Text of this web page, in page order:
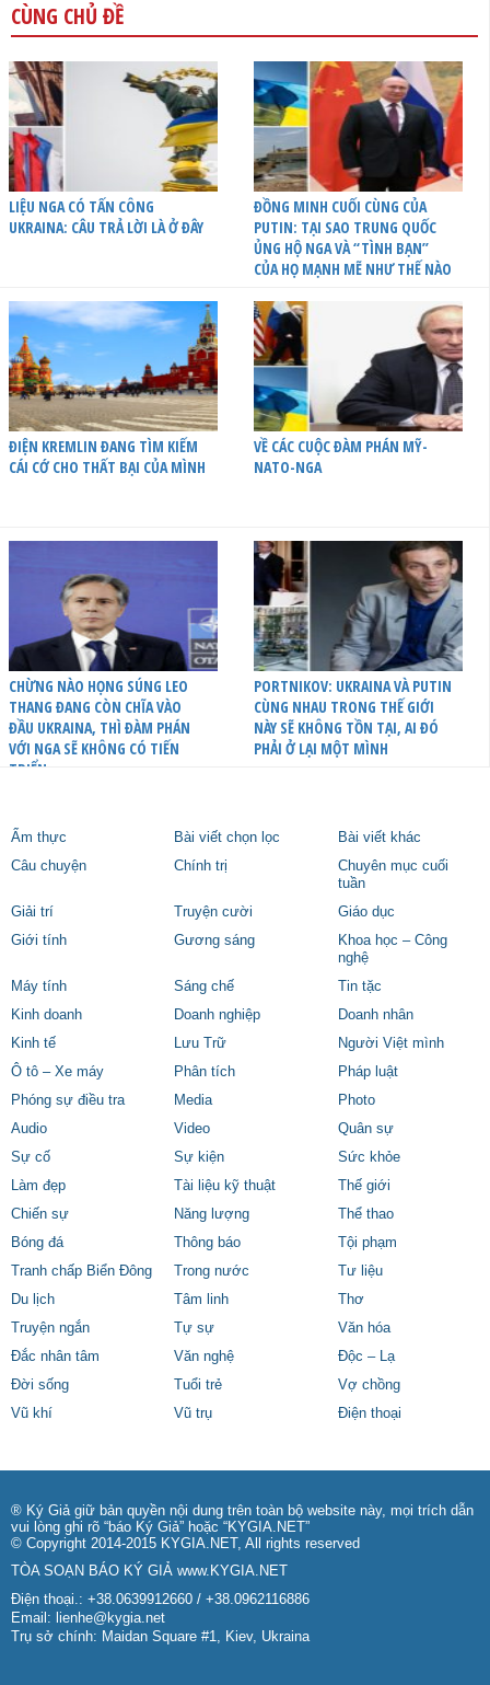
CÙNG CHỦ ĐỀ
LIỆU NGA CÓ TẤN CÔNG
UKRAINA: CÂU TRẢ LỜI LÀ Ở ĐÂY
ĐỒNG MINH CUỐI CÙNG CỦA
PUTIN: TẠI SAO TRUNG QUỐC
ỦNG HỘ NGA VÀ “TÌNH BẠN”
CỦA HỌ MẠNH MẼ NHƯ THẾ NÀO
ĐIỆN KREMLIN ĐANG TÌM KIẾM
CÁI CỚ CHO THẤT BẠI CỦA MÌNH
VỀ CÁC CUỘC ĐÀM PHÁN MỸ-
NATO-NGA
CHỪNG NÀO HỌNG SÚNG LEO
THANG ĐANG CÒN CHĨA VÀO
ĐẦU UKRAINA, THÌ ĐÀM PHÁN
VỚI NGA SẼ KHÔNG CÓ TIẾN
TRIỂN
PORTNIKOV: UKRAINA VÀ PUTIN
CÙNG NHAU TRONG THẾ GIỚI
NÀY SẼ KHÔNG TỒN TẠI, AI ĐÓ
PHẢI Ở LẠI MỘT MÌNH
Ẩm thực Bài viết chọn lọc
Bài viết khác
Câu chuyện
Chính trị
Chuyên mục cuối
tuần
Giải trí
Truyện cười
Giáo dục
Giới tính
Gương sáng
Khoa học – Công
nghệ
Máy tính
Sáng chế
Tin tặc
Kinh doanh
Doanh nghiệp
Doanh nhân
Kinh tế
Lưu Trữ
Người Việt mình
Ô tô – Xe máy
Phân tích
Pháp luật
Phóng sự điều tra
Media
Photo
Audio
Video
Quân sự
Sự cố
Sự kiện
Sức khỏe
Làm đẹp
Tài liệu kỹ thuật
Thế giới
Chiến sự
Năng lượng
Thể thao
Bóng đá
Thông báo
Tội phạm
Tranh chấp Biển Đông
Trong nước
Tư liệu
Du lịch
Tâm linh
Thơ
Truyện ngắn
Tự sự
Văn hóa
Đắc nhân tâm
Văn nghệ
Độc – Lạ
Đời sống
Tuổi trẻ
Vợ chồng
Vũ khí
Vũ trụ Điện thoại
® Ký Giả giữ bản quyền nội dung trên toàn bộ website này, mọi trích dẫn
vui lòng ghi rõ “báo Ký Giả” hoặc “KYGIA.NET”
© Copyright 2014-2015 KYGIA.NET, All rights reserved
TÒA SOẠN BÁO KÝ GIẢ www.KYGIA.NET
Điện thoại.: +38.0639912660 / +38.0962116886
Email: lienhe@kygia.net
Trụ sở chính: Maidan Square #1, Kiev, Ukraina